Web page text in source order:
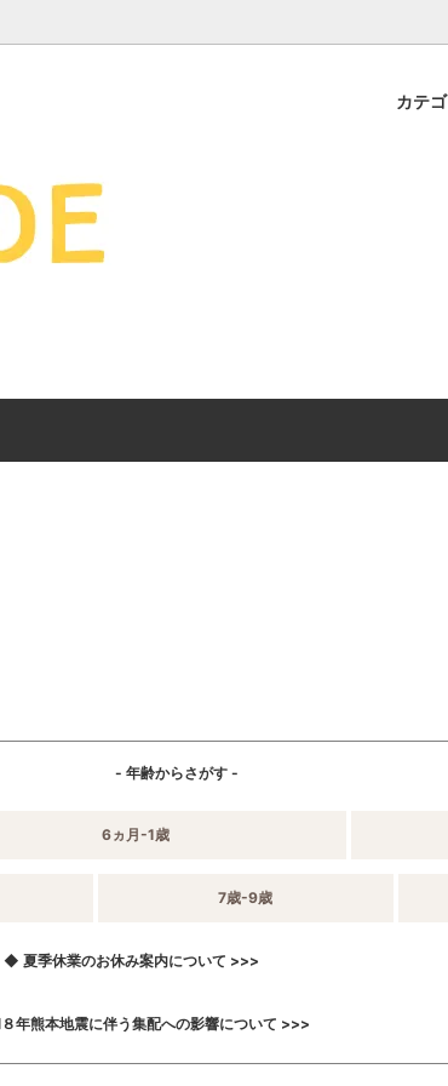
カテ
】 出産祝
アイテムを
- 年齢からさがす -
6ヵ月-1歳
7歳-9歳
◆ 夏季休業のお休み案内について >>>
年熊本地震に伴う集配への影響について >>>